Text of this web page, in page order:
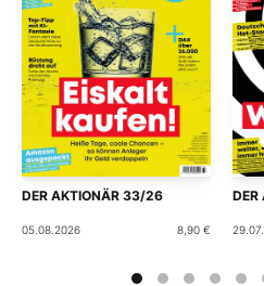
DER AKTIONÄR 33/26
05.08.2026 8,90 €